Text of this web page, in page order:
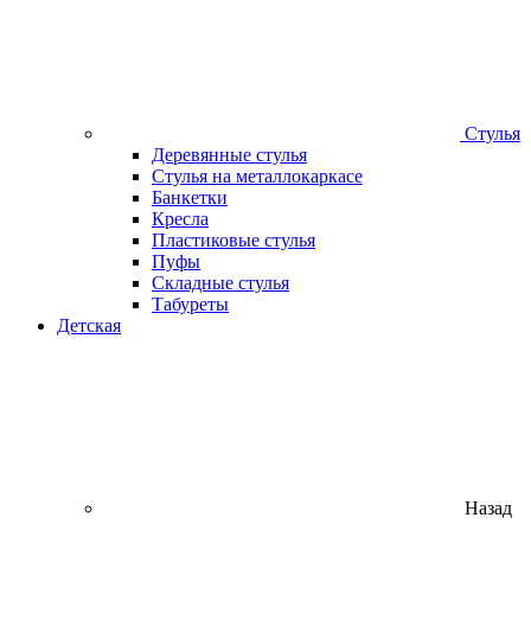
Стулья
Деревянные стулья
Стулья на металлокаркасе
Банкетки
Кресла
Пластиковые стулья
Пуфы
Складные стулья
Табуреты
Детская
Назад